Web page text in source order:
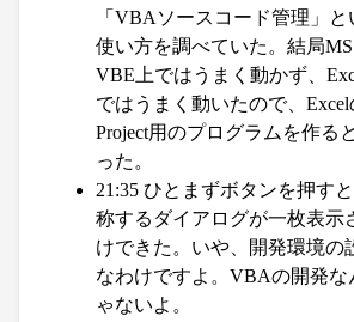
「VBAソースコード管理」
使い方を調べていた。結局MS
VBE上ではうまく動かず、
ではうまく動いたので、
Project用のプログラムを作る
った。
21:35 ひとまずボタンを押す
称するダイアログが一枚表示
けできた。いや、開発環境の
なわけですよ。VBAの開発な
ゃないよ。